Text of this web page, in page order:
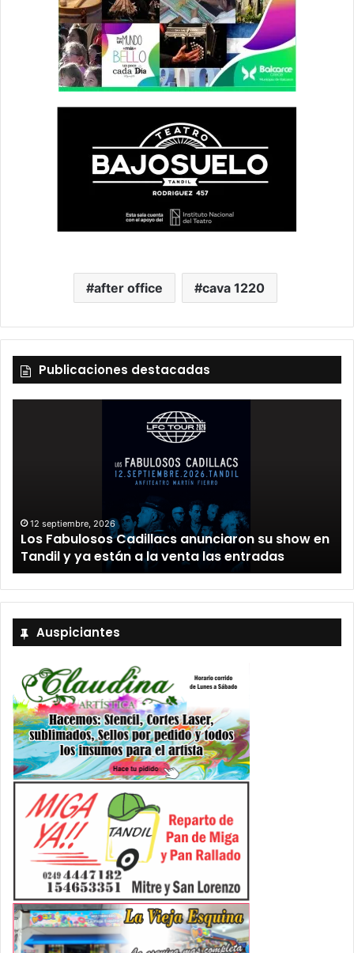
after office cava 1220
Publicaciones destacadas
12 septiembre, 2026
Los Fabulosos Cadillacs anunciaron su show en
Tandil y ya están a la venta las entradas
Auspiciantes